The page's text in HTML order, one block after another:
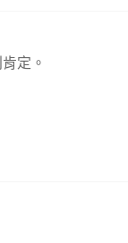
定。